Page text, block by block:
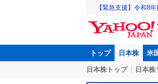
【緊急支援】令和8
トップ 日本株 米
日本株トップ 日本